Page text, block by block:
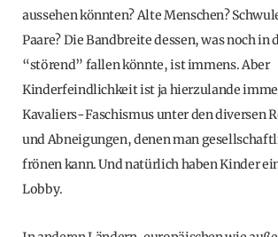
aussehen könnten? Alte Menschen?
Paare? Die Bandbreite dessen, was noch in
“störend” fallen könnte, ist immens. Aber
Kinderfeindlichkeit ist ja hierzulande
Kavaliers-Faschismus unter den diversen
und Abneigungen, denen man
frönen kann. Und natürlich haben Kinder
Lobby.